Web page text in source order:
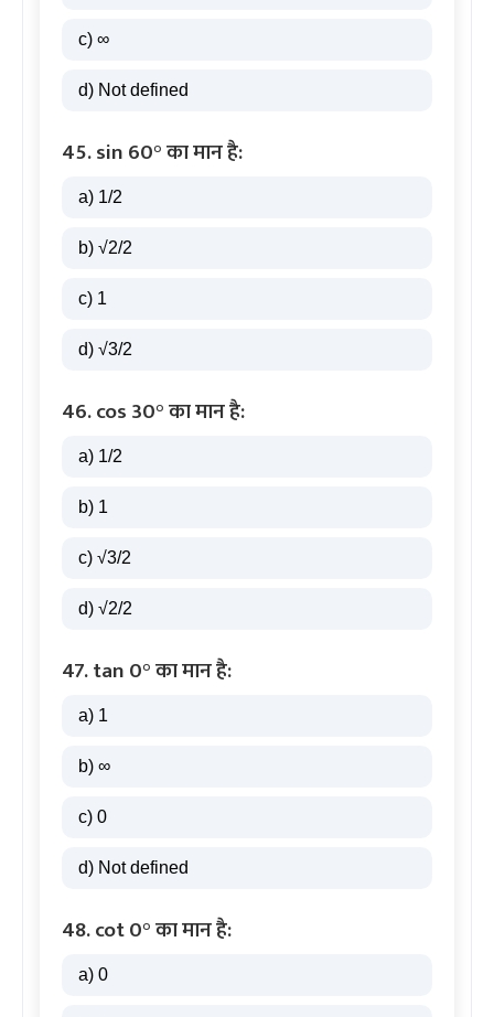
c) ∞
d) Not defined
45. sin 60° का मान है:
a) 1/2
b) √2/2
c) 1
d) √3/2
46. cos 30° का मान है:
a) 1/2
b) 1
c) √3/2
d) √2/2
47. tan 0° का मान है:
a) 1
b) ∞
c) 0
d) Not defined
48. cot 0° का मान है:
a) 0